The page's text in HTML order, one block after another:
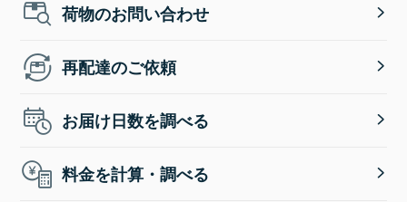
荷物のお問い合わせ
再配達のご依頼
お届け日数を調べる
料金を計算・調べる